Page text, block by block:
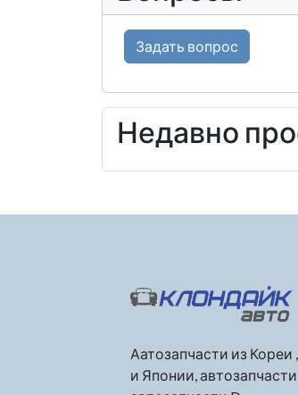
Задать вопрос
Недавно
Аатозапчасти из Кореи
и Японии, автозапчасти